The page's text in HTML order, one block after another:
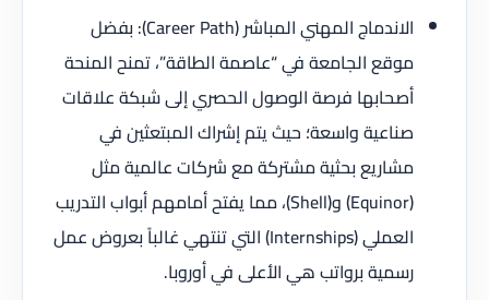
الاندماج المهني المباشر (Career Path): بفضل
موقع الجامعة في “عاصمة الطاقة”، تمنح المنحة
أصحابها فرصة الوصول الحصري إلى شبكة علاقات
صناعية واسعة؛ حيث يتم إشراك المبتعثين في
مشاريع بحثية مشتركة مع شركات عالمية مثل
(Equinor) و(Shell)، مما يفتح أمامهم أبواب التدريب
العملي (Internships) التي تنتهي غالباً بعروض عمل
رسمية برواتب هي الأعلى في أوروبا.